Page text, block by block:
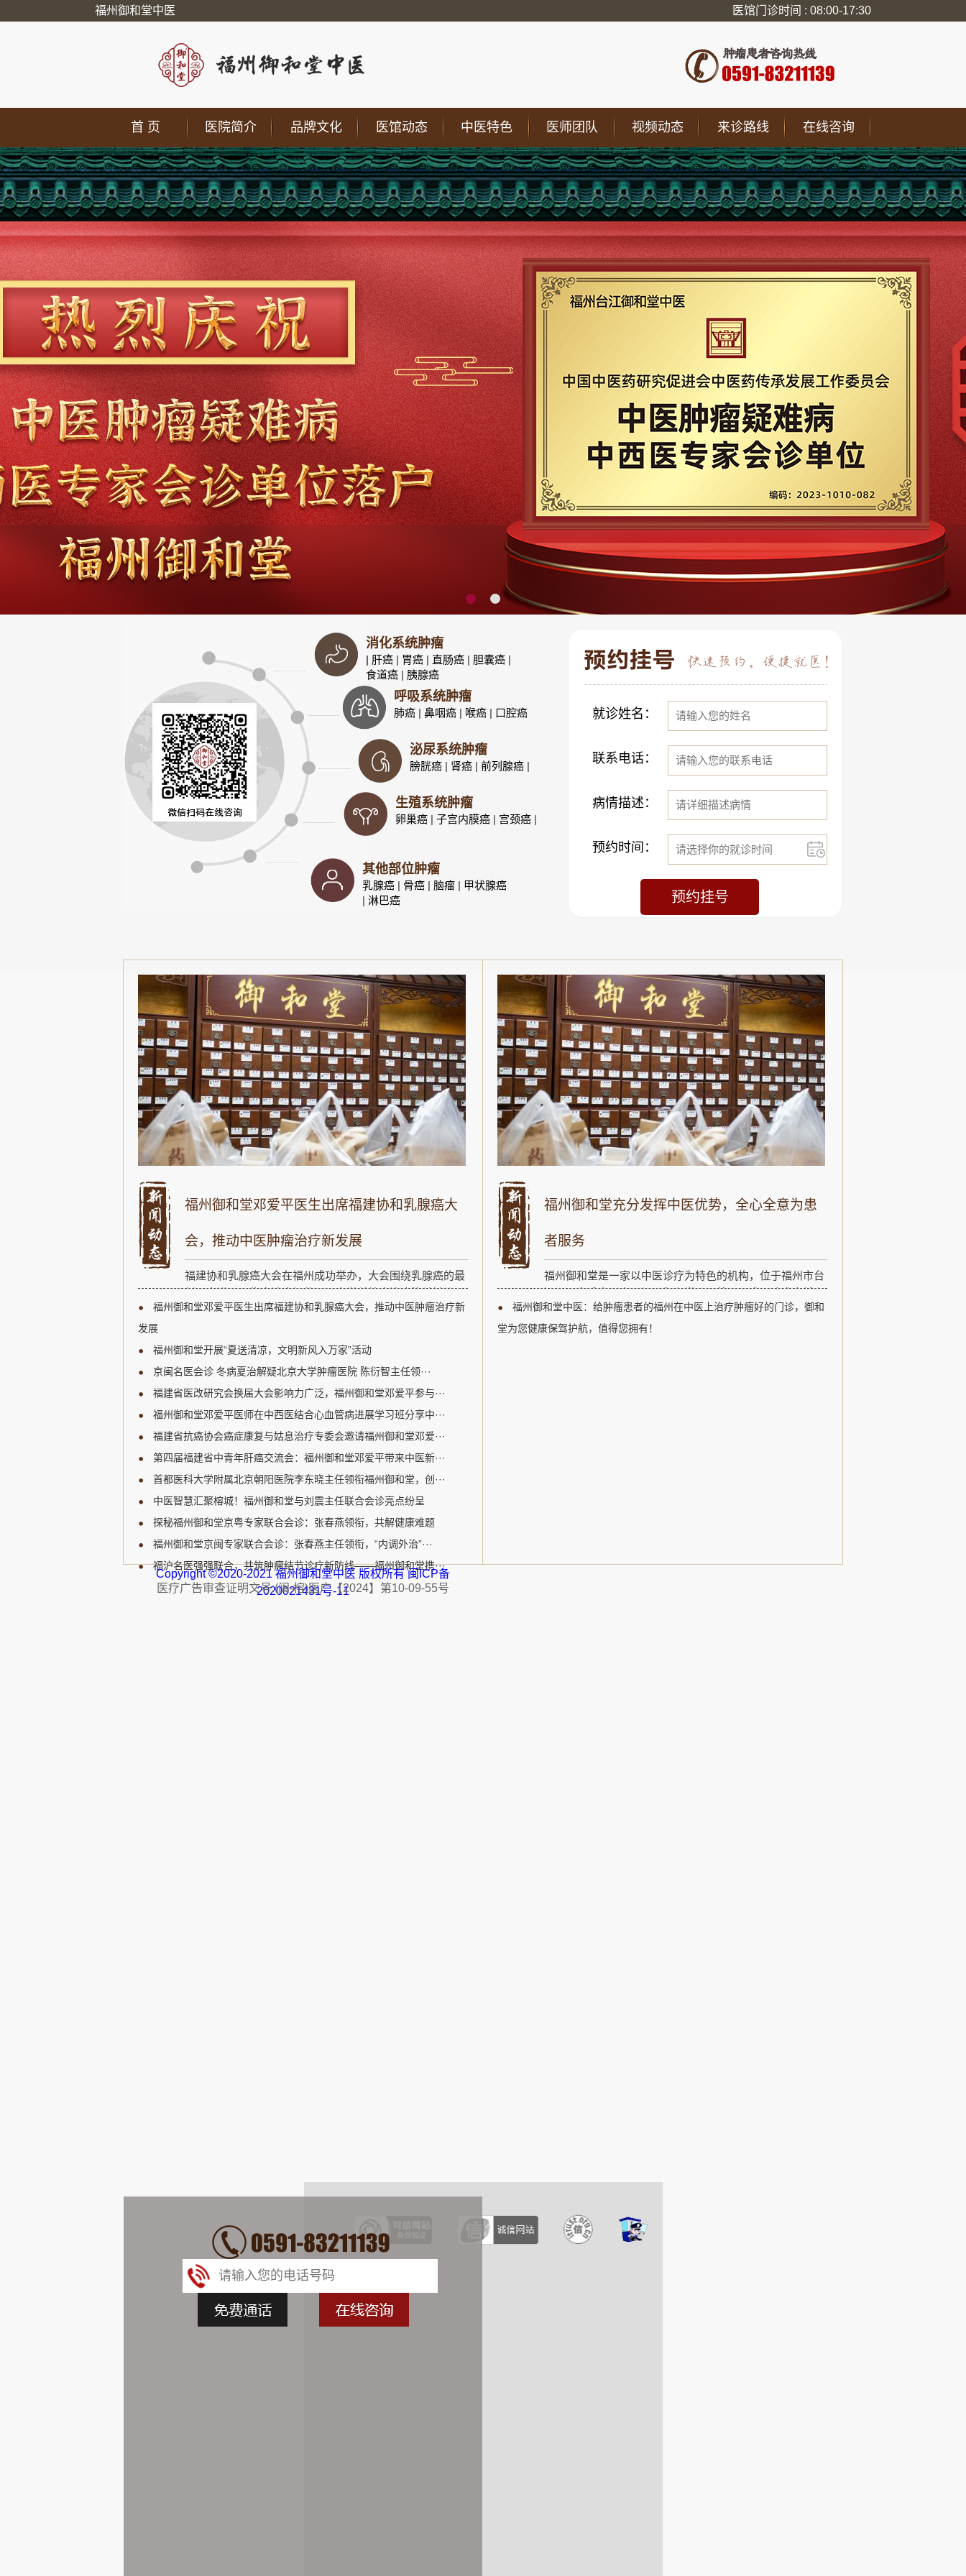
福州御和堂中医 医馆门诊时间 : 08:00-17:30
在线咨询
来诊路线
视频动态
医师团队
中医特色
医馆动态
品牌文化
医院简介
首 页
消化系统肿瘤
| 肝癌 | 胃癌 | 直肠癌 | 胆囊癌 |
食道癌 | 胰腺癌
呼吸系统肿瘤
肺癌 | 鼻咽癌 | 喉癌 | 口腔癌
泌尿系统肿瘤
膀胱癌 | 肾癌 | 前列腺癌 |
生殖系统肿瘤
卵巢癌 | 子宫内膜癌 | 宫颈癌 |
其他部位肿瘤
乳腺癌 | 骨癌 | 脑瘤 | 甲状腺癌
| 淋巴癌
就诊姓名：
联系电话：
病情描述：
预约时间：
福州御和堂邓爱平医生出席福建协和乳腺癌大
会，推动中医肿瘤治疗新发展
福建协和乳腺癌大会在福州成功举办，大会围绕乳腺癌的最
新研究进展、临床诊疗规范以及多学科综合治疗等关键议题
展开深入讨论，为福建省乳腺癌诊疗领域的专业人士提供了
肿瘤领域的知名专家，受邀参加了此次盛会。在会议期间，
福州御和堂邓爱平医生出席福建协和乳腺癌大会，推动中医肿瘤治疗新
发展
福州御和堂开展“夏送清凉，文明新风入万家”活动
京闽名医会诊 冬病夏治解疑北京大学肿瘤医院 陈衍智主任领···
福建省医改研究会换届大会影响力广泛，福州御和堂邓爱平参与···
福州御和堂邓爱平医师在中西医结合心血管病进展学习班分享中···
福建省抗癌协会癌症康复与姑息治疗专委会邀请福州御和堂邓爱···
第四届福建省中青年肝癌交流会：福州御和堂邓爱平带来中医新···
首都医科大学附属北京朝阳医院李东晓主任领衔福州御和堂，创···
中医智慧汇聚榕城！福州御和堂与刘震主任联合会诊亮点纷呈
探秘福州御和堂京粤专家联合会诊：张春燕领衔，共解健康难题
福州御和堂京闽专家联合会诊：张春燕主任领衔，“内调外治”···
福沪名医强强联合，共筑肿瘤结节诊疗新防线——福州御和堂携···
福州御和堂充分发挥中医优势，全心全意为患
者服务
福州御和堂是一家以中医诊疗为特色的机构，位于福州市台
江区。自成立以来，福州御和堂以医德、医术、追求卓越和
关爱生命为核心价值观，以治疗肿瘤疾病、常见病和疑难杂
病为特色。该机构采用中医特色诊疗形式，发扬了名老中医
福州御和堂中医：给肿瘤患者的福州在中医上治疗肿瘤好的门诊，御和
堂为您健康保驾护航，值得您拥有！
Copyright ©2020-2021 福州御和堂中医 版权所有闽ICP备
2020021431号-11
医疗广告审查证明文号:(闽-榕)医广【2024】第10-09-55号